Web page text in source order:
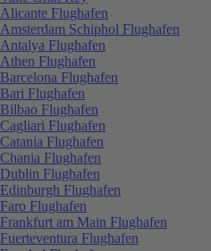
Alicante Flughafen
Amsterdam Schiphol Flughafen
Antalya Flughafen
Athen Flughafen
Barcelona Flughafen
Bari Flughafen
Bilbao Flughafen
Cagliari Flughafen
Catania Flughafen
Chania Flughafen
Dublin Flughafen
Edinburgh Flughafen
Faro Flughafen
Frankfurt am Main Flughafen
Fuerteventura Flughafen